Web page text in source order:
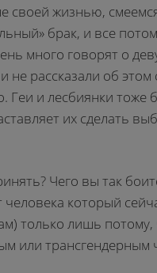
жизнью,
брак, и все
много говорят о
не рассказали об этом
и лесбиянки тоже
их сделать
Чего вы так
который
только лишь потому,
или трансгендерным